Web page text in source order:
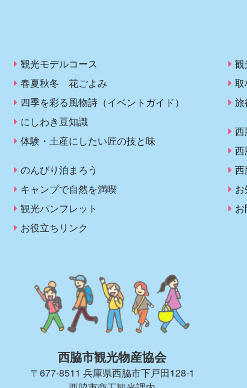
観光モデルコース
春夏秋冬 花ごよみ
四季を彩る風物詩（イベントガイド）
にしわき豆知識
体験・土産にしたい匠の技と味
のんびり泊まろう
キャンプで自然を満喫
観光パンフレット
お役立ちリンク
西脇市観光物産協会
〒677-8511 兵庫県西脇市下戸田128-1